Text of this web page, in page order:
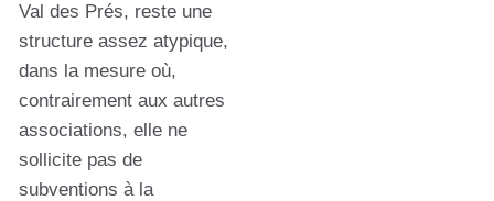
Val des Prés, reste une
structure assez atypique,
dans la mesure où,
contrairement aux autres
associations, elle ne
sollicite pas de
subventions à la